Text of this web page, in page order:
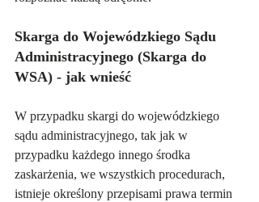
Skarga do Wojewódzkiego Sądu
Administracyjnego (Skarga do
WSA) - jak wnieść
W przypadku skargi do wojewódzkiego
sądu administracyjnego, tak jak w
przypadku każdego innego środka
zaskarżenia, we wszystkich procedurach,
istnieje określony przepisami prawa termin